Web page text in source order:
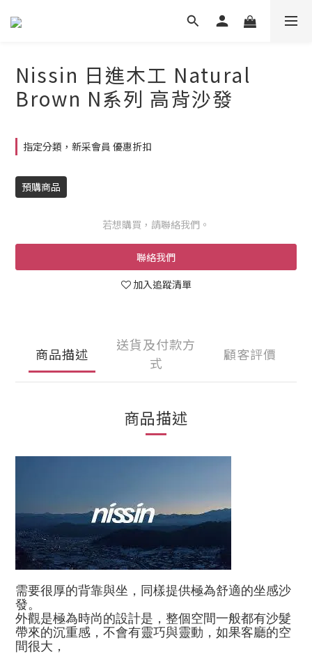
Nissin 日進木工 Natural
Brown N系列 高背沙發
指定分類，新采會員 優惠折扣
預購商品
若想購買，請聯絡我們。
聯絡我們
加入追蹤清單
商品描述
送貨及付款方
式
顧客評價
商品描述
需要很厚的背靠與坐，同樣提供極為舒適的坐感沙
發。
外觀是極為時尚的設計是，整個空間一般都有沙髮
帶來的沉重感，不會有靈巧與靈動，如果客廳的空
間很大，